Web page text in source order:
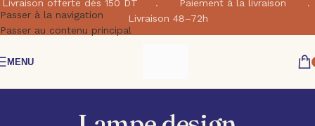
Passer à la navigation
Passer au contenu principal
Livraison offerte dés 150 DT . Paiement à la livraison .
Livraison 48–72h
MENU